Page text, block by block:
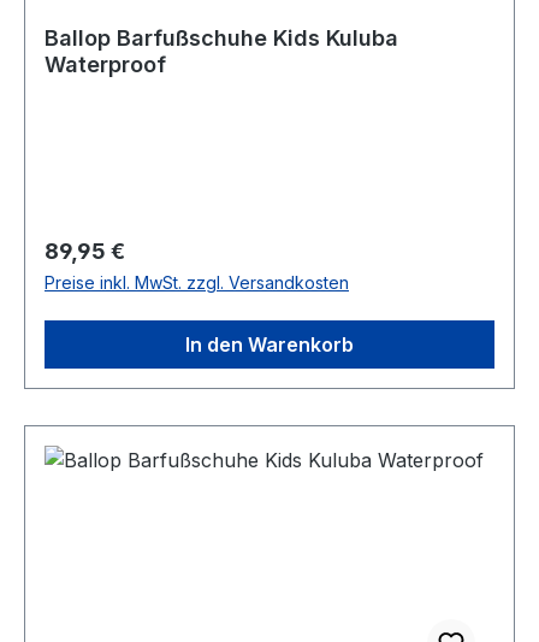
Ballop Barfußschuhe Kids Kuluba
Waterproof
Regulärer Preis:
89,95 €
Preise inkl. MwSt. zzgl. Versandkosten
In den Warenkorb